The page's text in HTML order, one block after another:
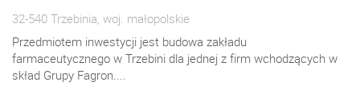
32-540 Trzebinia, woj. małopolskie
Przedmiotem inwestycji jest budowa zakładu
farmaceutycznego w Trzebini dla jednej z firm wchodzących w
skład Grupy Fagron....